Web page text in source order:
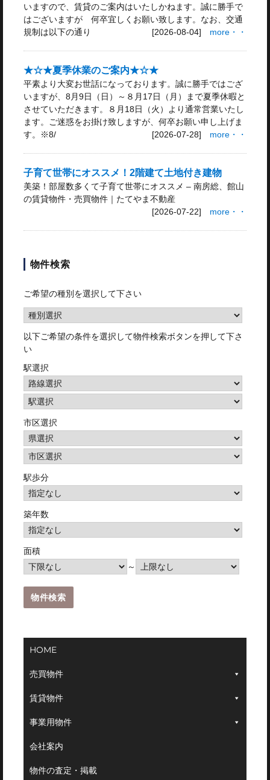
いますので、賃貸のご案内はいたしかねます。誠に勝手で
はございますが 何卒宜しくお願い致します。なお、交通
規制は以下の通り
[2026-08-04] more・・
★☆★夏季休業のご案内★☆★
平素より大変お世話になっております。誠に勝手ではござ
いますが、8月9日（日）～８月17日（月）まで夏季休暇と
させていただきます。８月18日（火）より通常営業いたし
ます。ご迷惑をお掛け致しますが、何卒お願い申し上げま
す。※8/
[2026-07-28] more・・
子育て世帯にオススメ！2階建て土地付き建物
美築！部屋数多くて子育て世帯にオススメ – 南房総、館山
の賃貸物件・売買物件｜たてやま不動産
[2026-07-22] more・・
物件検索
ご希望の種別を選択して下さい
以下ご希望の条件を選択して物件検索ボタンを押して下さ
い
駅選択
市区選択
駅歩分
築年数
面積
～
HOME
売買物件
賃貸物件
事業用物件
会社案内
物件の査定・掲載